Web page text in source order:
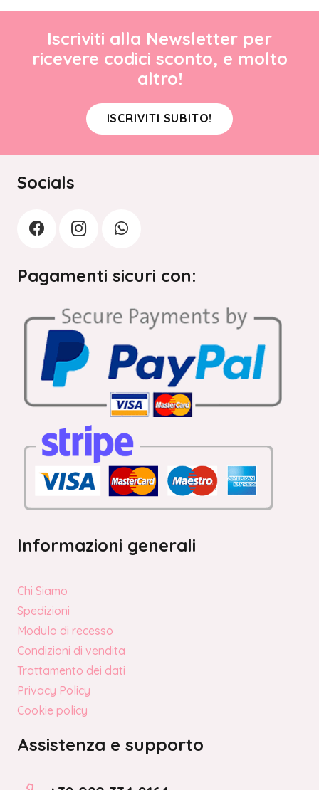
Iscriviti alla Newsletter per
ricevere codici sconto, e molto
altro!
ISCRIVITI SUBITO!
Socials
Pagamenti sicuri con:
Informazioni generali
Chi Siamo
Spedizioni
Modulo di recesso
Condizioni di vendita
Trattamento dei dati
Privacy Policy
Cookie policy
Assistenza e supporto